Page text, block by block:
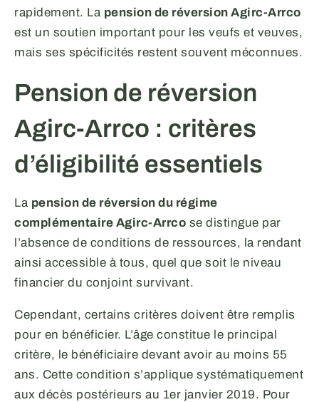
rapidement. La pension de réversion Agirc-Arrco
est un soutien important pour les veufs et veuves,
mais ses spécificités restent souvent méconnues.
Pension de réversion
Agirc-Arrco : critères
d’éligibilité essentiels
La pension de réversion du régime
complémentaire Agirc-Arrco se distingue par
l’absence de conditions de ressources, la rendant
ainsi accessible à tous, quel que soit le niveau
financier du conjoint survivant.
Cependant, certains critères doivent être remplis
pour en bénéficier. L’âge constitue le principal
critère, le bénéficiaire devant avoir au moins 55
ans. Cette condition s’applique systématiquement
aux décès postérieurs au 1er janvier 2019. Pour